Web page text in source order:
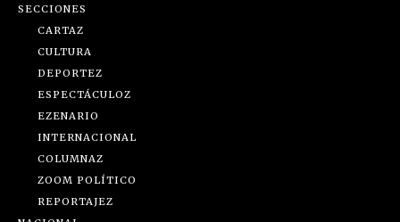
SECCIONES
CARTAZ
CULTURA
DEPORTEZ
ESPECTÁCULOZ
EZENARIO
INTERNACIONAL
COLUMNAZ
ZOOM POLÍTICO
REPORTAJEZ